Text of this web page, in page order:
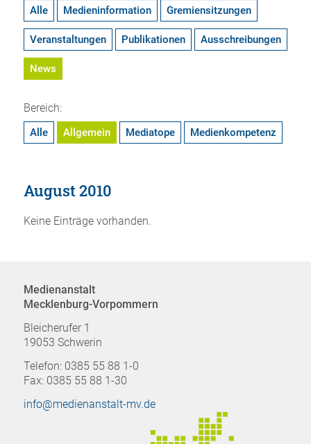
Alle Medieninformation Gremiensitzungen
Veranstaltungen Publikationen Ausschreibungen
News
Bereich:
Alle Allgemein Mediatope Medienkompetenz
August 2010
Keine Einträge vorhanden.
Medienanstalt
Mecklenburg-Vorpommern
Bleicherufer 1
19053 Schwerin
Telefon: 0385 55 88 1-0
Fax: 0385 55 88 1-30
info@medienanstalt-mv.de